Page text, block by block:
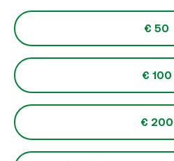
€ 50
€ 100
€ 200